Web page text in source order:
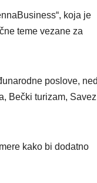
koja je
teme vezane za
poslove,
Bečki turizam, Savez
kako bi dodatno
širom